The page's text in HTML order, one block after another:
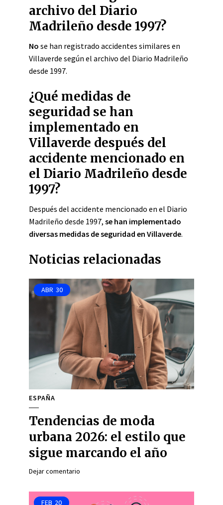
archivo del Diario
Madrileño desde 1997?
No se han registrado accidentes similares en
Villaverde según el archivo del Diario Madrileño
desde 1997.
¿Qué medidas de
seguridad se han
implementado en
Villaverde después del
accidente mencionado en
el Diario Madrileño desde
1997?
Después del accidente mencionado en el Diario
Madrileño desde 1997, se han implementado
diversas medidas de seguridad en Villaverde.
Noticias relacionadas
ABR 30
ESPAÑA
Tendencias de moda
urbana 2026: el estilo que
sigue marcando el año
Dejar comentario
FEB 20